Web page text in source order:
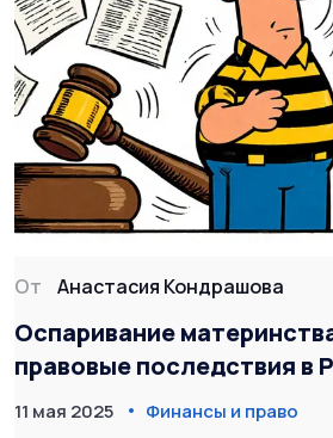
От Анастасия Кондрашова
Оспаривание
правовые последствия в
11 мая 2025 Финансы и право